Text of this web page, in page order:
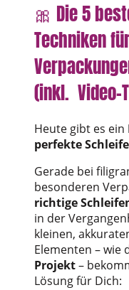
🎀 Die 5
Techniken
(inkl. Video-
Heute gibt es ein
perfekte
Gerade bei
besonderen
richtige
in der
kleinen,
Elementen – wie
Projekt–
Lösung für Dich: